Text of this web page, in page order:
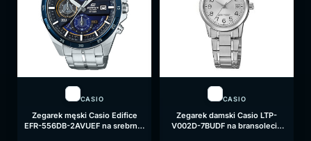
CASIO
Zegarek męski Casio Edifice
EFR-556DB-2AVUEF na srebrnej
CASIO
Zegarek damski Casio LTP-
V002D-7BUDF na bransolecie